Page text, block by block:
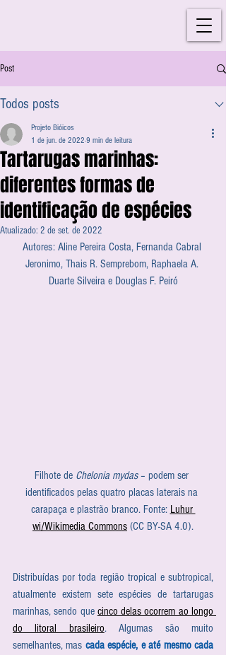
Post
Todos posts
Tartarugas marinhas:
diferentes formas de
identificação de espécies
Projeto Bióicos
1 de jun. de 2022 9 min de leitura
Atualizado: 2 de set. de 2022
Autores: Aline Pereira Costa, Fernanda Cabral
Jeronimo, Thais R. Semprebom, Raphaela A.
Duarte Silveira e Douglas F. Peiró
Filhote de Chelonia mydas – podem ser
identificados pelas quatro placas laterais na
carapaça e plastrão branco. Fonte: Luhur
wi/Wikimedia Commons (CC BY-SA 4.0).
Distribuídas por toda região tropical e subtropical,
atualmente existem sete espécies de tartarugas
marinhas, sendo que cinco delas ocorrem ao longo
do litoral brasileiro. Algumas são muito
semelhantes, mas cada espécie, e até mesmo cada